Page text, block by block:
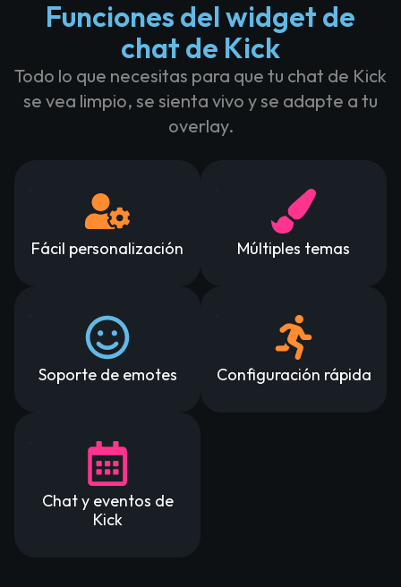
Funciones del widget de
chat de Kick
Todo lo que necesitas para que tu chat de Kick
se vea limpio, se sienta vivo y se adapte a tu
overlay.
Fácil personalización Múltiples temas
Soporte de emotes Configuración rápida
Chat y eventos de
Kick